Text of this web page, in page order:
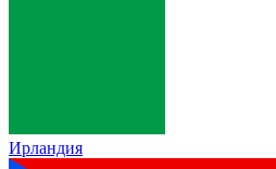
Ирландия